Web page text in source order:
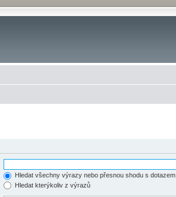
Hledat všechny výrazy nebo přesnou shodu s dotazem
Hledat kterýkoliv z výrazů